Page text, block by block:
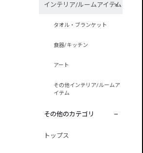
インテリア/ルームアイテム
タオル・ブランケット
食器/キッチン
アート
その他インテリア/ルームア
イテム
その他のカテゴリ
トップス